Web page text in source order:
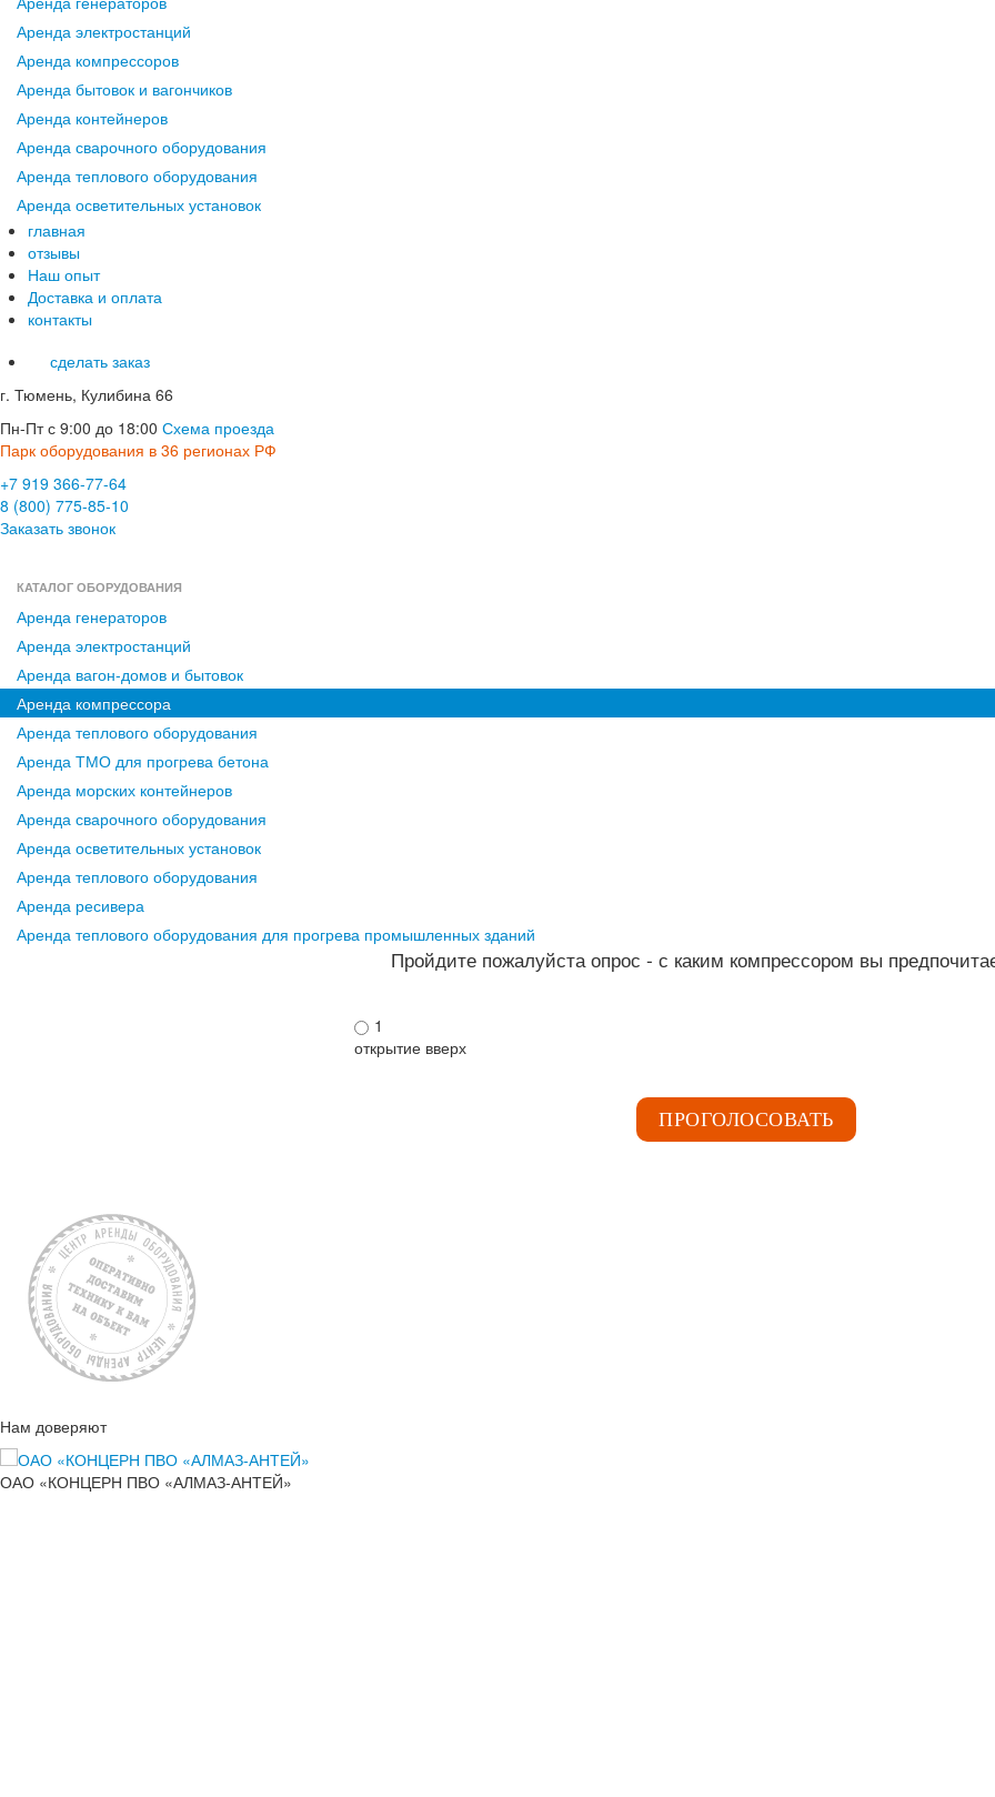
Аренда электростанций
Аренда компрессоров
Аренда бытовок и вагончиков
Аренда контейнеров
Аренда сварочного оборудования
Аренда теплового оборудования
Аренда осветительных установок
главная
отзывы
Наш опыт
Доставка и оплата
контакты
сделать заказ
г. Тюмень, Кулибина 66
Пн-Пт с 9:00 до 18:00 Схема проезда
Парк оборудования в 36 регионах РФ
+7 919 366-77-64
8 (800) 775-85-10
Заказать звонок
КАТАЛОГ ОБОРУДОВАНИЯ
Аренда генераторов
Аренда электростанций
Аренда вагон-домов и бытовок
Аренда компрессора
Аренда теплового оборудования
Аренда ТМО для прогрева бетона
Аренда морских контейнеров
Аренда сварочного оборудования
Аренда осветительных установок
Аренда теплового оборудования
Аренда ресивера
Аренда теплового оборудования для прогрева промышленных зданий
Пройдите пожалуйста опрос - с каким компрессором вы
1
открытие вверх
ПРОГОЛОСОВАТЬ
Нам доверяют
ОАО «КОНЦЕРН ПВО «АЛМАЗ-АНТЕЙ»